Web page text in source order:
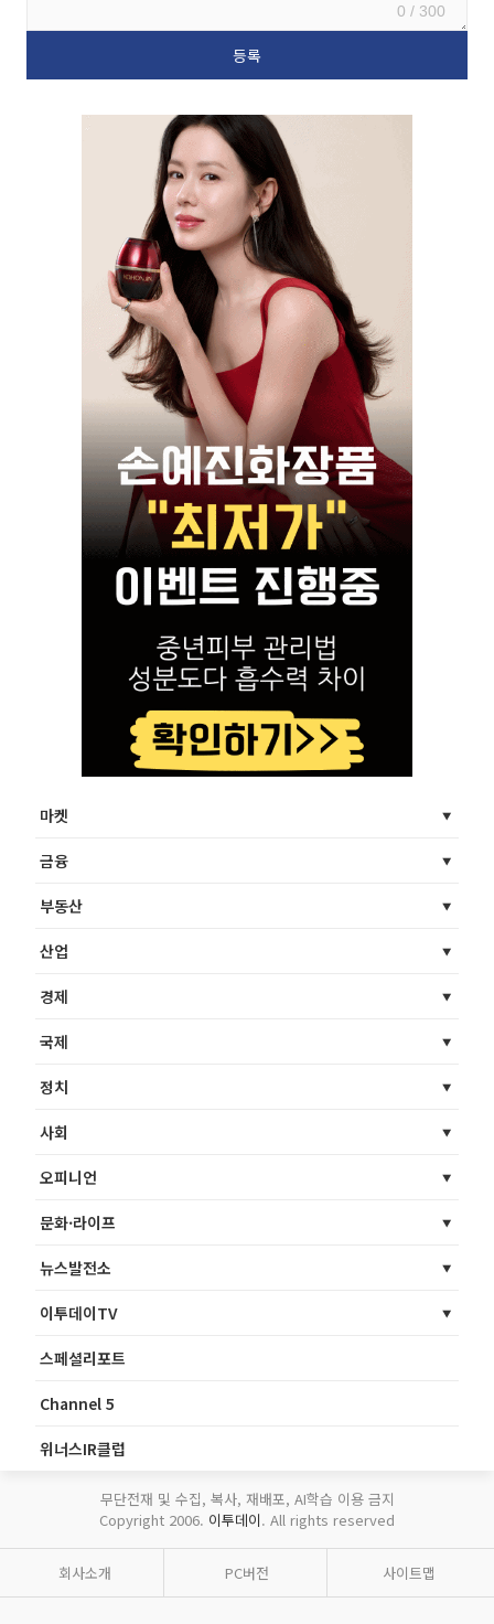
0 / 300
마켓
금융
부동산
산업
경제
국제
정치
사회
오피니언
문화·라이프
뉴스발전소
이투데이TV
스페셜리포트
Channel 5
위너스IR클럽
무단전재 및 수집, 복사, 재배포, AI학습 이용 금지
Copyright 2006. 이투데이. All rights reserved
회사소개 PC버전 사이트맵